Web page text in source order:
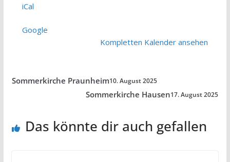
iCal
Google
Kompletten Kalender ansehen
Sommerkirche Praunheim10. August 2025
Sommerkirche Hausen17. August 2025
Das könnte dir auch gefallen